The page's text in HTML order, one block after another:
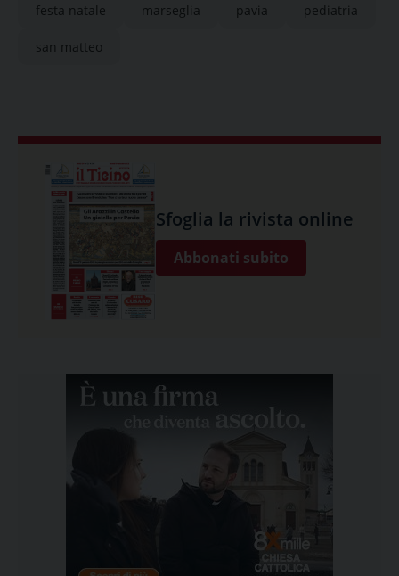
festa natale marseglia pavia pediatria
san matteo
Sfoglia la rivista online
Abbonati subito